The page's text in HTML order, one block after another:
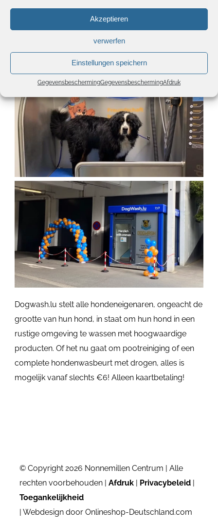
Akzeptieren
verwerfen
Einstellungen speichern
GegevensbeschermingGegevensbeschermingAfdruk
Dogwash.lu stelt alle hondeneigenaren, ongeacht de
grootte van hun hond, in staat om hun hond in een
rustige omgeving te wassen met hoogwaardige
producten. Of het nu gaat om pootreiniging of een
complete hondenwasbeurt met drogen, alles is
mogelijk vanaf slechts €6! Alleen kaartbetaling!
© Copyright 2026 Nonnemillen Centrum | Alle
rechten voorbehouden | Afdruk| Privacybeleid|
Toegankelijkheid
| Webdesign door Onlineshop-Deutschland.com